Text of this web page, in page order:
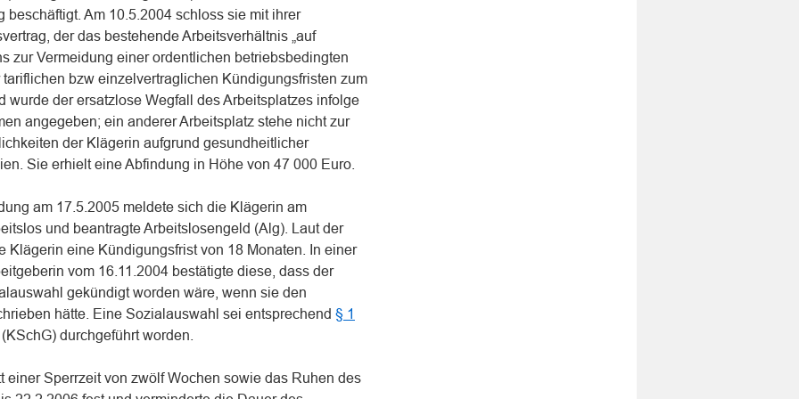
Am 10.5.2004 schloss sie mit ihrer
der das bestehende Arbeitsverhältnis „auf
zur Vermeidung einer ordentlichen betriebsbedingten
bzw einzelvertraglichen Kündigungsfristen zum
wurde der ersatzlose Wegfall des Arbeitsplatzes infolge
angegeben; ein anderer Arbeitsplatz stehe nicht zur
der Klägerin aufgrund gesundheitlicher
Sie erhielt eine Abfindung in Höhe von 47 000 Euro.
am 17.5.2005 meldete sich die Klägerin am
und beantragte Arbeitslosengeld (Alg). Laut der
Klägerin eine Kündigungsfrist von 18 Monaten. In einer
vom 16.11.2004 bestätigte diese, dass der
gekündigt worden wäre, wenn sie den
hätte. Eine Sozialauswahl sei entsprechend § 1
durchgeführt worden.
einer Sperrzeit von zwölf Wochen sowie das Ruhen des